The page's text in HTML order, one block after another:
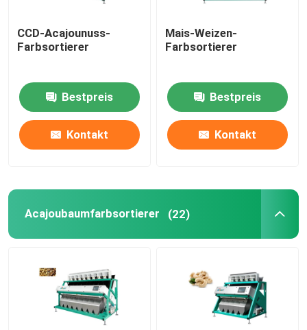
Nachrichten
Fordern Sie ein Zitat
Reisfarbsortierer
Kornfarbsortierer
Weizen-Farbsortierer
Acajoubaumfarbsortierer
CCD-Acajounuss-
Farbsortierer
Bestpreis
Kontakt
Mais-Weizen-
Farbsortierer
Bestpreis
Kontakt
Acajoubaumfarbsortierer (22)